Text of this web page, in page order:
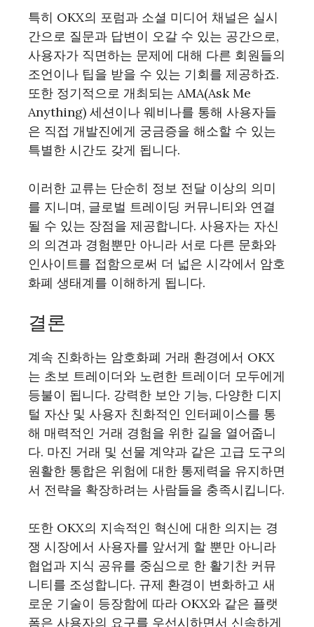
특히 OKX의 포럼과 소셜 미디어 채널은 실시
간으로 질문과 답변이 오갈 수 있는 공간으로,
사용자가 직면하는 문제에 대해 다른 회원들의
조언이나 팁을 받을 수 있는 기회를 제공하죠.
또한 정기적으로 개최되는 AMA(Ask Me
Anything) 세션이나 웨비나를 통해 사용자들
은 직접 개발진에게 궁금증을 해소할 수 있는
특별한 시간도 갖게 됩니다.
이러한 교류는 단순히 정보 전달 이상의 의미
를 지니며, 글로벌 트레이딩 커뮤니티와 연결
될 수 있는 장점을 제공합니다. 사용자는 자신
의 의견과 경험뿐만 아니라 서로 다른 문화와
인사이트를 접함으로써 더 넓은 시각에서 암호
화폐 생태계를 이해하게 됩니다.
결론
계속 진화하는 암호화폐 거래 환경에서 OKX
는 초보 트레이더와 노련한 트레이더 모두에게
등불이 됩니다. 강력한 보안 기능, 다양한 디지
털 자산 및 사용자 친화적인 인터페이스를 통
해 매력적인 거래 경험을 위한 길을 열어줍니
다. 마진 거래 및 선물 계약과 같은 고급 도구의
원활한 통합은 위험에 대한 통제력을 유지하면
서 전략을 확장하려는 사람들을 충족시킵니다.
또한 OKX의 지속적인 혁신에 대한 의지는 경
쟁 시장에서 사용자를 앞서게 할 뿐만 아니라
협업과 지식 공유를 중심으로 한 활기찬 커뮤
니티를 조성합니다. 규제 환경이 변화하고 새
로운 기술이 등장함에 따라 OKX와 같은 플랫
폼은 사용자의 요구를 우선시하면서 신속하게